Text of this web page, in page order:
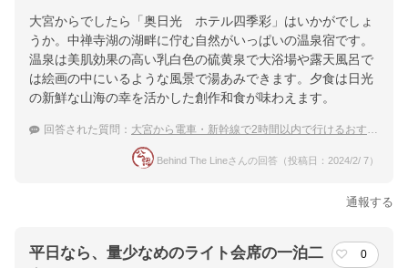
大宮からでしたら「奥日光 ホテル四季彩」はいかがでしょ
うか。中禅寺湖の湖畔に佇む自然がいっぱいの温泉宿です。
温泉は美肌効果の高い乳白色の硫黄泉で大浴場や露天風呂で
は絵画の中にいるような風景で湯あみできます。夕食は日光
の新鮮な山海の幸を活かした創作和食が味わえます。
回答された質問： 大宮から電車・新幹線で2時間以内で行けるおすすめの温泉宿は？
Behind The Lineさんの回答（投稿日：2024/2/ 7）
通報する
平日なら、量少なめのライト会席の一泊二
0